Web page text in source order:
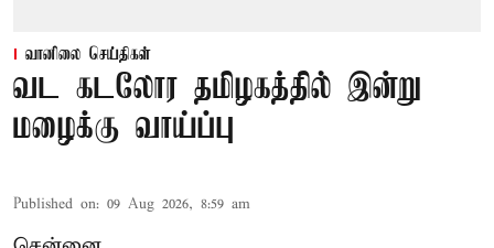
வானிலை செய்திகள்
வட கடலோர தமிழகத்தில் இன்று
மழைக்கு வாய்ப்பு
Published on: 09 Aug 2026, 8:59 am